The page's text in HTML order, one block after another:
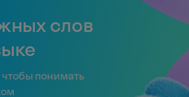
слов
понимать